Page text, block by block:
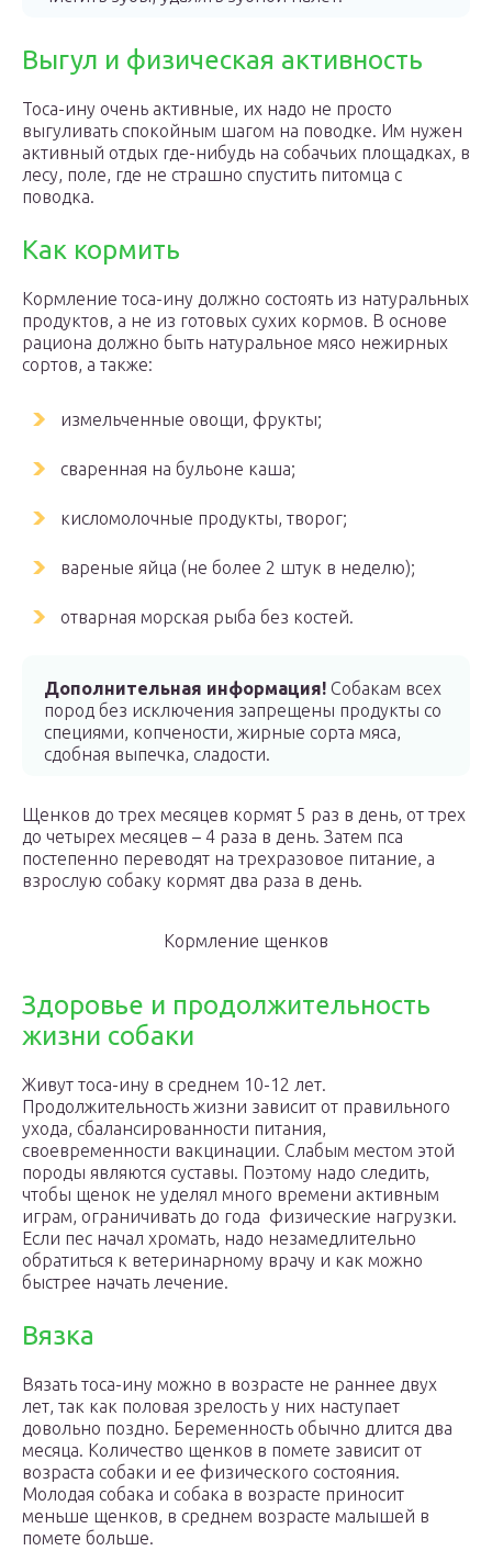
Выгул и физическая активность
Тоса-ину очень активные, их надо не просто
выгуливать спокойным шагом на поводке. Им нужен
активный отдых где-нибудь на собачьих площадках, в
лесу, поле, где не страшно спустить питомца с
поводка.
Как кормить
Кормление тоса-ину должно состоять из натуральных
продуктов, а не из готовых сухих кормов. В основе
рациона должно быть натуральное мясо нежирных
сортов, а также:
измельченные овощи, фрукты;
сваренная на бульоне каша;
кисломолочные продукты, творог;
вареные яйца (не более 2 штук в неделю);
отварная морская рыба без костей.
Дополнительная информация! Собакам всех
пород без исключения запрещены продукты со
специями, копчености, жирные сорта мяса,
сдобная выпечка, сладости.
Щенков до трех месяцев кормят 5 раз в день, от трех
до четырех месяцев – 4 раза в день. Затем пса
постепенно переводят на трехразовое питание, а
взрослую собаку кормят два раза в день.
Кормление щенков
Здоровье и продолжительность
жизни собаки
Живут тоса-ину в среднем 10-12 лет.
Продолжительность жизни зависит от правильного
ухода, сбалансированности питания,
своевременности вакцинации. Слабым местом этой
породы являются суставы. Поэтому надо следить,
чтобы щенок не уделял много времени активным
играм, ограничивать до года физические нагрузки.
Если пес начал хромать, надо незамедлительно
обратиться к ветеринарному врачу и как можно
быстрее начать лечение.
Вязка
Вязать тоса-ину можно в возрасте не раннее двух
лет, так как половая зрелость у них наступает
довольно поздно. Беременность обычно длится два
месяца. Количество щенков в помете зависит от
возраста собаки и ее физического состояния.
Молодая собака и собака в возрасте приносит
меньше щенков, в среднем возрасте малышей в
помете больше.